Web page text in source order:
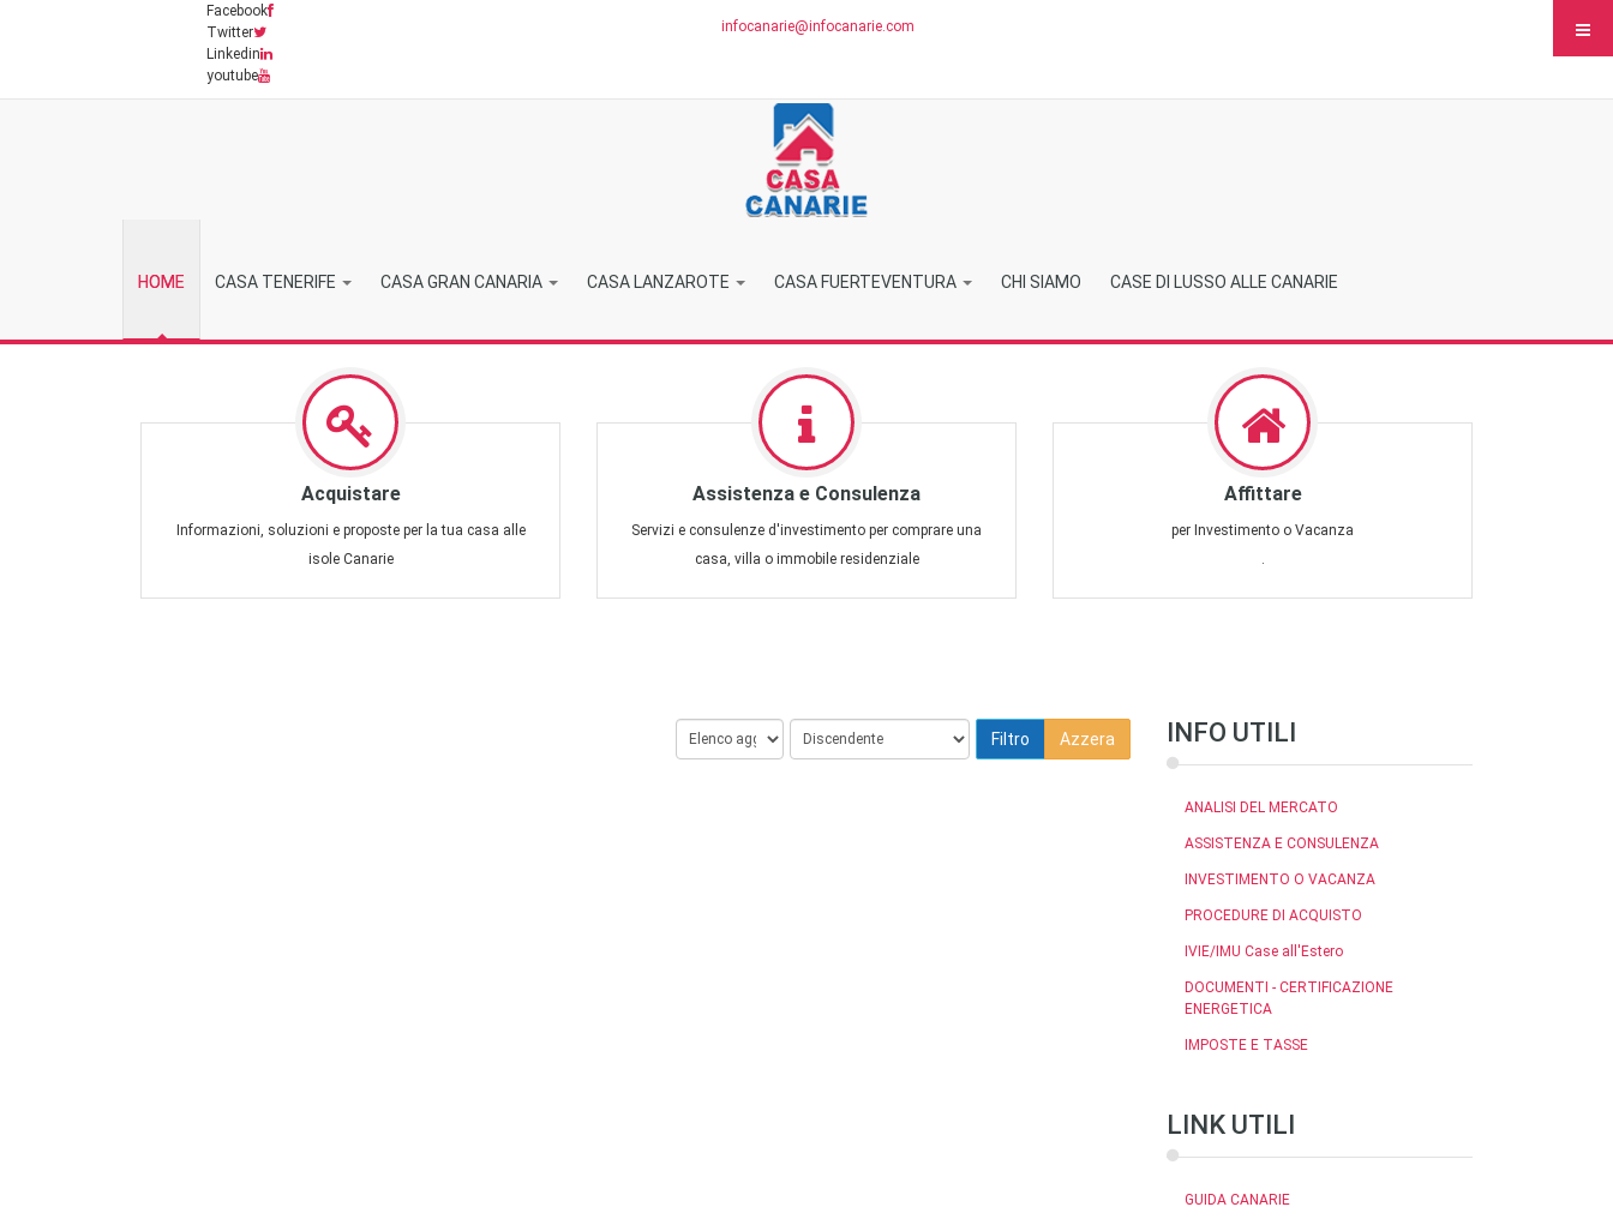
Facebook
Twitter
Linkedin
youtube
infocanarie@infocanarie.com
HOME CASA TENERIFE CASA GRAN CANARIA CASA LANZAROTE CASA FUERTEVENTURA CHI SIAMO CASE DI LUSSO ALLE CANARIE
Acquistare
Informazioni, soluzioni e proposte per la tua casa alle
isole Canarie
Assistenza e Consulenza
Servizi e consulenze d'investimento per comprare una
casa, villa o immobile residenziale
Affittare
per Investimento o Vacanza
.
INFO UTILI
ANALISI DEL MERCATO
ASSISTENZA E CONSULENZA
INVESTIMENTO O VACANZA
PROCEDURE DI ACQUISTO
IVIE/IMU Case all'Estero
DOCUMENTI - CERTIFICAZIONE
ENERGETICA
IMPOSTE E TASSE
LINK UTILI
GUIDA CANARIE